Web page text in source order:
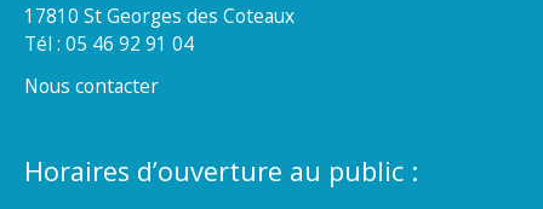
17810 St Georges des Coteaux
Tél : 05 46 92 91 04
Nous contacter
Horaires d’ouverture au public :